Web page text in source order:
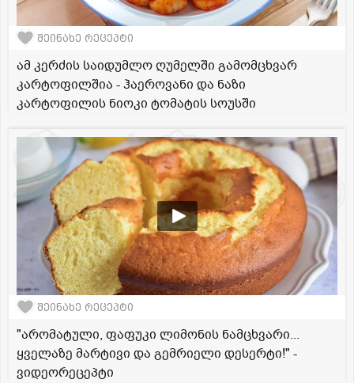
შეინახე რეცეპტი
ამ კერძის საიდუმლო ღუმელში გამომცხვარ
კარტოფილშია - ჰაეროვანი და ნაზი
კარტოფილის ნიოკი ტომატის სოუსში
შეინახე რეცეპტი
"არომატული, ფაფუკი ლიმონის ნამცხვარი...
ყველაზე მარტივი და გემრიელი დესერტი!" -
ვიდეორეცეპტი